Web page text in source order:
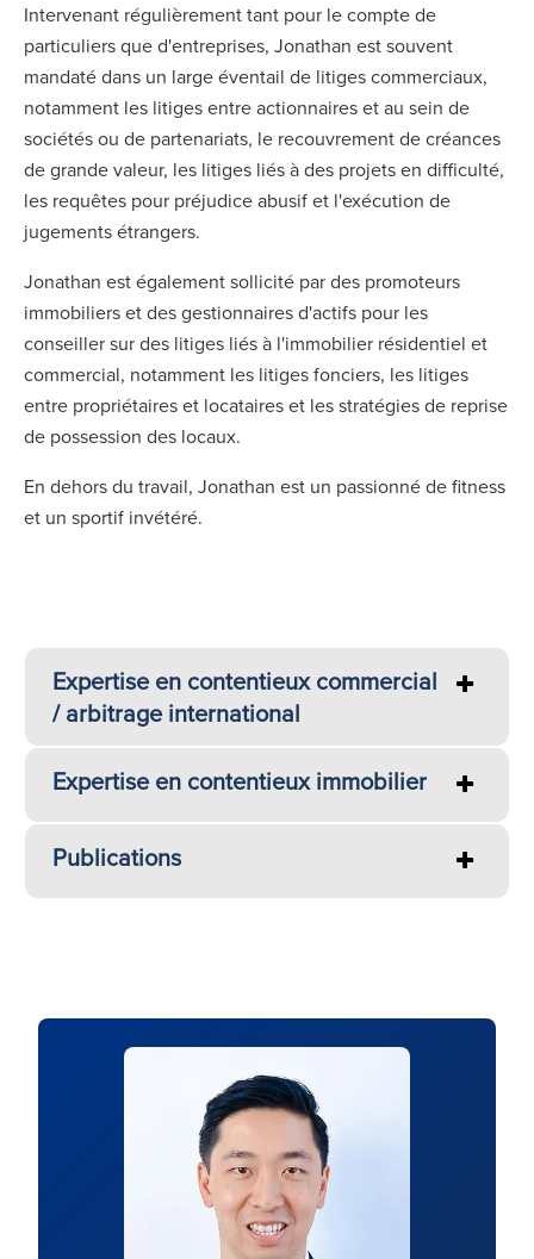
Intervenant régulièrement tant pour le compte de
particuliers que d'entreprises, Jonathan est souvent
mandaté dans un large éventail de litiges commerciaux,
notamment les litiges entre actionnaires et au sein de
sociétés ou de partenariats, le recouvrement de créances
de grande valeur, les litiges liés à des projets en difficulté,
les requêtes pour préjudice abusif et l'exécution de
jugements étrangers.
Jonathan est également sollicité par des promoteurs
immobiliers et des gestionnaires d'actifs pour les
conseiller sur des litiges liés à l'immobilier résidentiel et
commercial, notamment les litiges fonciers, les litiges
entre propriétaires et locataires et les stratégies de reprise
de possession des locaux.
En dehors du travail, Jonathan est un passionné de fitness
et un sportif invétéré.
Expertise en contentieux commercial
/ arbitrage international
Expertise en contentieux immobilier
Publications